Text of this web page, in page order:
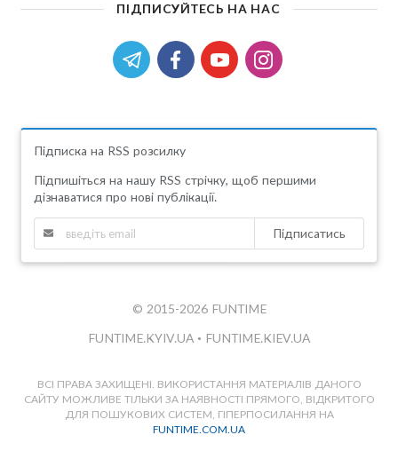
ПІДПИСУЙТЕСЬ НА НАС
Підписка на RSS розсилку
Підпишіться на нашу RSS стрічку, щоб першими
дізнаватися про нові публікації.
Підписатись
© 2015-2026 FUNTIME
FUNTIME.KYIV.UA • FUNTIME.KIEV.UA
ВСІ ПРАВА ЗАХИЩЕНІ. ВИКОРИСТАННЯ МАТЕРІАЛІВ ДАНОГО
САЙТУ МОЖЛИВЕ ТІЛЬКИ ЗА НАЯВНОСТІ ПРЯМОГО, ВІДКРИТОГО
ДЛЯ ПОШУКОВИХ СИСТЕМ, ГІПЕРПОСИЛАННЯ НА
FUNTIME.COM.UA